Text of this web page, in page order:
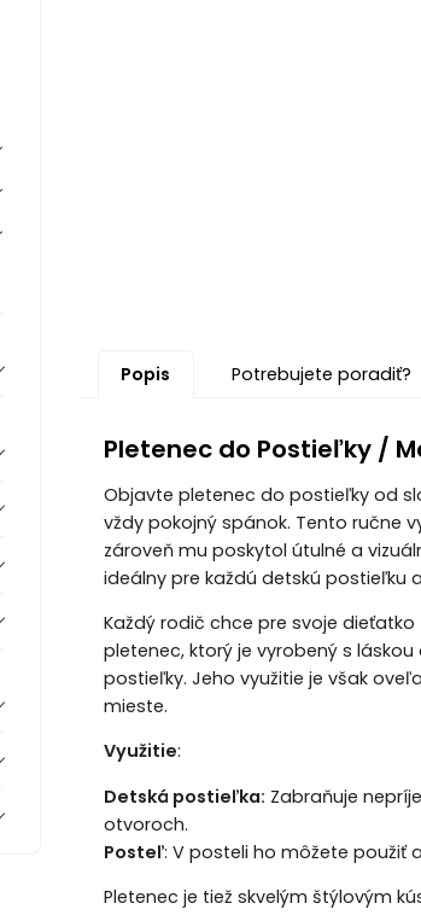
Popis Potrebujete poradiť?
Pletenec do Postieľky /
Objavte pletenec do postieľky od
vždy pokojný spánok. Tento ručne
zároveň mu poskytol útulné a
ideálny pre každú detskú postieľku
Každý rodič chce pre svoje
pletenec, ktorý je vyrobený s
postieľky. Jeho využitie je však
mieste.
Využitie:
Detská postieľka: Zabraňuje
otvoroch.
Posteľ: V posteli ho môžete použiť
Pletenec je tiež skvelým štýlovým